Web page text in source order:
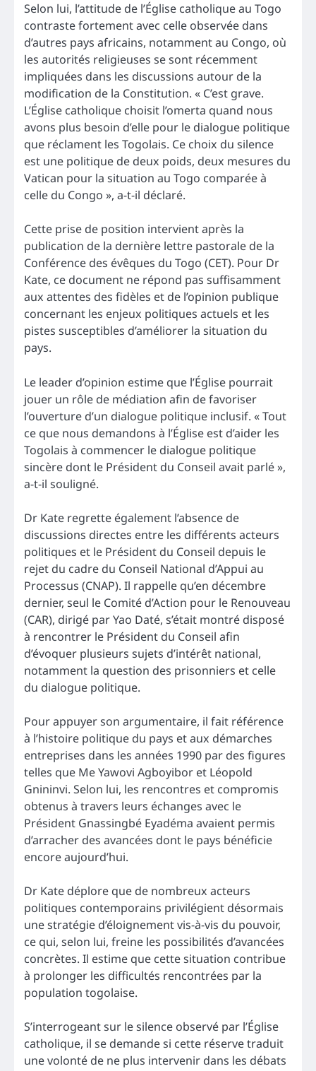
Selon lui, l’attitude de l’Église catholique au Togo
contraste fortement avec celle observée dans
d’autres pays africains, notamment au Congo, où
les autorités religieuses se sont récemment
impliquées dans les discussions autour de la
modification de la Constitution. « C’est grave.
L’Église catholique choisit l’omerta quand nous
avons plus besoin d’elle pour le dialogue politique
que réclament les Togolais. Ce choix du silence
est une politique de deux poids, deux mesures du
Vatican pour la situation au Togo comparée à
celle du Congo », a-t-il déclaré.
Cette prise de position intervient après la
publication de la dernière lettre pastorale de la
Conférence des évêques du Togo (CET). Pour Dr
Kate, ce document ne répond pas suffisamment
aux attentes des fidèles et de l’opinion publique
concernant les enjeux politiques actuels et les
pistes susceptibles d’améliorer la situation du
pays.
Le leader d’opinion estime que l’Église pourrait
jouer un rôle de médiation afin de favoriser
l’ouverture d’un dialogue politique inclusif. « Tout
ce que nous demandons à l’Église est d’aider les
Togolais à commencer le dialogue politique
sincère dont le Président du Conseil avait parlé »,
a-t-il souligné.
Dr Kate regrette également l’absence de
discussions directes entre les différents acteurs
politiques et le Président du Conseil depuis le
rejet du cadre du Conseil National d’Appui au
Processus (CNAP). Il rappelle qu’en décembre
dernier, seul le Comité d’Action pour le Renouveau
(CAR), dirigé par Yao Daté, s’était montré disposé
à rencontrer le Président du Conseil afin
d’évoquer plusieurs sujets d’intérêt national,
notamment la question des prisonniers et celle
du dialogue politique.
Pour appuyer son argumentaire, il fait référence
à l’histoire politique du pays et aux démarches
entreprises dans les années 1990 par des figures
telles que Me Yawovi Agboyibor et Léopold
Gnininvi. Selon lui, les rencontres et compromis
obtenus à travers leurs échanges avec le
Président Gnassingbé Eyadéma avaient permis
d’arracher des avancées dont le pays bénéficie
encore aujourd’hui.
Dr Kate déplore que de nombreux acteurs
politiques contemporains privilégient désormais
une stratégie d’éloignement vis-à-vis du pouvoir,
ce qui, selon lui, freine les possibilités d’avancées
concrètes. Il estime que cette situation contribue
à prolonger les difficultés rencontrées par la
population togolaise.
S’interrogeant sur le silence observé par l’Église
catholique, il se demande si cette réserve traduit
une volonté de ne plus intervenir dans les débats